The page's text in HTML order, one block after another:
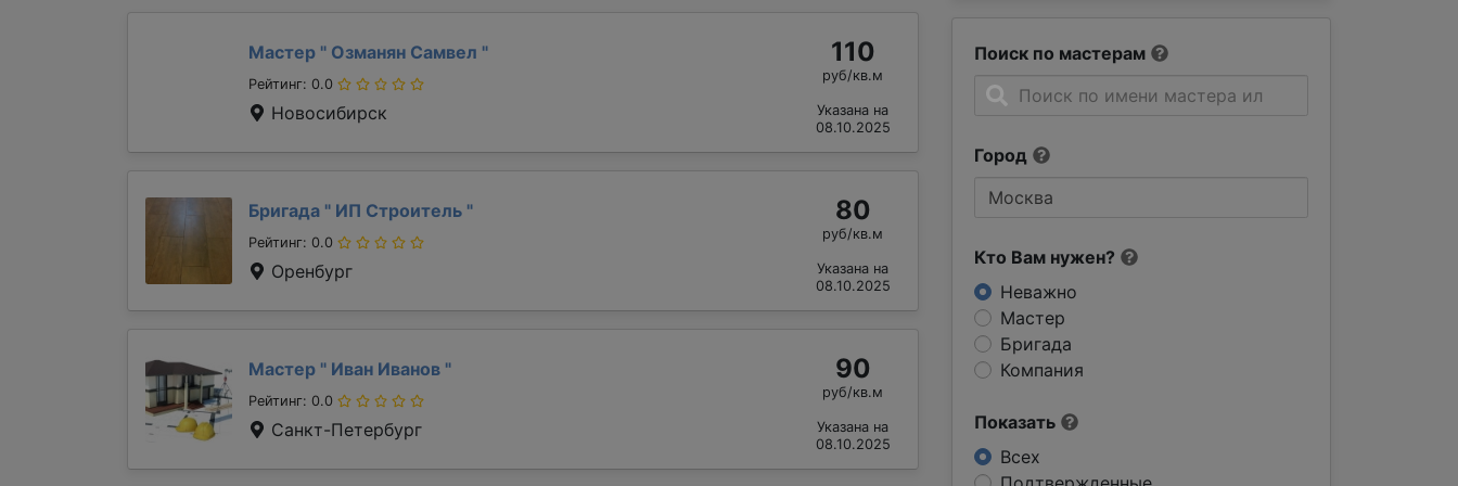
Поиск по мастерам
Город
Кто Вам нужен?
Неважно
Мастер
Бригада
Компания
Показать
Всех
Мастер " Озманян Самвел "
Рейтинг: 0.0
Новосибирск
110
руб/кв.м
Указана на
08.10.2025
Бригада " ИП Строитель "
Рейтинг: 0.0
Оренбург
80
руб/кв.м
Указана на
08.10.2025
Мастер " Иван Иванов "
Рейтинг: 0.0
Санкт-Петербург
90
руб/кв.м
Указана на
08.10.2025